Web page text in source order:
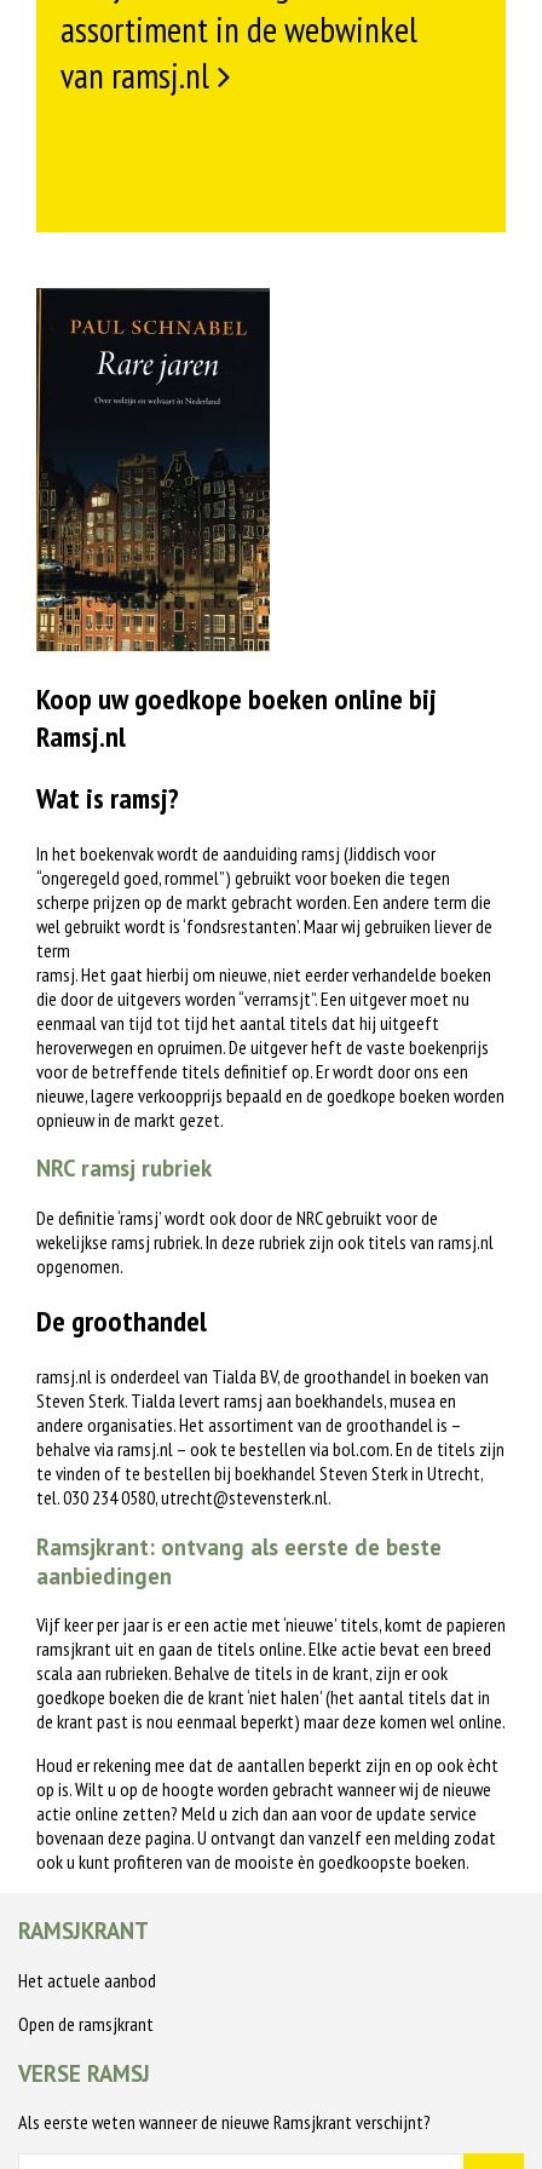
assortiment in de webwinkel
van ramsj.nl
Koop uw goedkope boeken online bij
Ramsj.nl
Wat is ramsj?
In het boekenvak wordt de aanduiding ramsj (Jiddisch voor
“ongeregeld goed, rommel”) gebruikt voor boeken die tegen
scherpe prijzen op de markt gebracht worden. Een andere term die
wel gebruikt wordt is ‘fondsrestanten’. Maar wij gebruiken liever de
term
ramsj. Het gaat hierbij om nieuwe, niet eerder verhandelde boeken
die door de uitgevers worden “verramsjt”. Een uitgever moet nu
eenmaal van tijd tot tijd het aantal titels dat hij uitgeeft
heroverwegen en opruimen. De uitgever heft de vaste boekenprijs
voor de betreffende titels definitief op. Er wordt door ons een
nieuwe, lagere verkoopprijs bepaald en de goedkope boeken worden
opnieuw in de markt gezet.
NRC ramsj rubriek
De definitie ‘ramsj’ wordt ook door de NRC gebruikt voor de
wekelijkse ramsj rubriek. In deze rubriek zijn ook titels van ramsj.nl
opgenomen.
De groothandel
ramsj.nl is onderdeel van Tialda BV, de groothandel in boeken van
Steven Sterk. Tialda levert ramsj aan boekhandels, musea en
andere organisaties. Het assortiment van de groothandel is –
behalve via ramsj.nl – ook te bestellen via bol.com. En de titels zijn
te vinden of te bestellen bij boekhandel Steven Sterk in Utrecht,
tel. 030 234 0580,utrecht@stevensterk.nl.
Ramsjkrant: ontvang als eerste de beste
aanbiedingen
Vijf keer per jaar is er een actie met ‘nieuwe’ titels, komt de papieren
ramsjkrant uit en gaan de titels online. Elke actie bevat een breed
scala aan rubrieken. Behalve de titels in de krant, zijn er ook
goedkope boeken die de krant ‘niet halen’ (het aantal titels dat in
de krant past is nou eenmaal beperkt) maar deze komen wel online.
Houd er rekening mee dat de aantallen beperkt zijn en op ook ècht
op is. Wilt u op de hoogte worden gebracht wanneer wij de nieuwe
actie online zetten? Meld u zich dan aan voor de update service
bovenaan deze pagina. U ontvangt dan vanzelf een melding zodat
ook u kunt profiteren van de mooiste èn goedkoopste boeken.
RAMSJKRANT
Het actuele aanbod
Open de ramsjkrant
VERSE RAMSJ
Als eerste weten wanneer de nieuwe Ramsjkrant verschijnt?